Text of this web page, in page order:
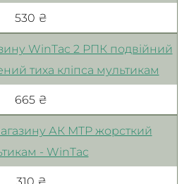
530 ₴
WinTac 2 РПК подвійний
тиха кліпса мультикам
665 ₴
АК МTP жорсткий
- WinTac